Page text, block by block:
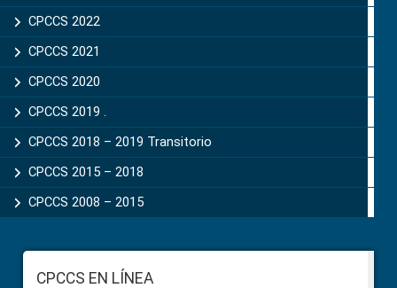
CPCCS 2022
CPCCS 2021
CPCCS 2020
CPCCS 2019 .
CPCCS 2018 – 2019 Transitorio
CPCCS 2015 – 2018
CPCCS 2008 – 2015
FooterCPCCS EN LÍNEA